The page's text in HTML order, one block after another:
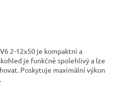
2-12x50 je kompaktní a
je funkčně spolehlivý a lze
Poskytuje maximální výkon